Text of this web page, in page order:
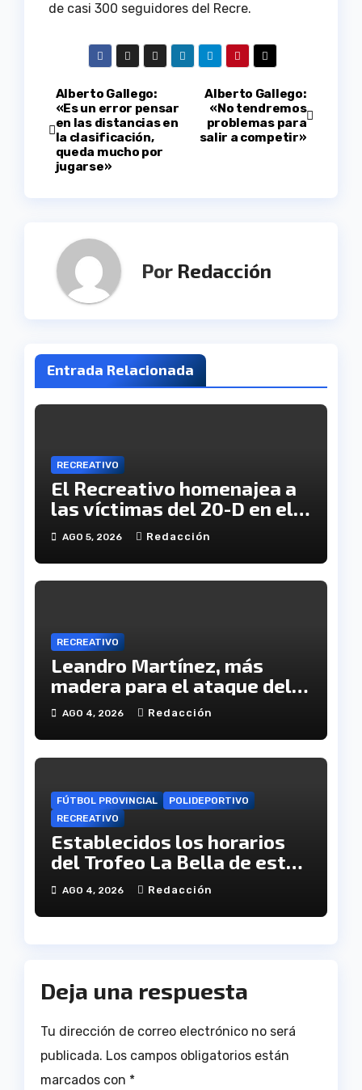
de casi 300 seguidores del Recre.
Navegación
de
entradas
Alberto Gallego:
«No tendremos
problemas para
salir a competir»
Alberto Gallego:
«Es un error pensar
en las distancias en
la clasificación,
queda mucho por
jugarse»
Por Redacción
Entrada Relacionada
RECREATIVO
El Recreativo homenajea a
las víctimas del 20-D en el
XX aniversario de la
tragedia
AGO 5, 2026 Redacción
RECREATIVO
Leandro Martínez, más
madera para el ataque del
Decano
AGO 4, 2026 Redacción
FÚTBOL PROVINCIAL
POLIDEPORTIVO
RECREATIVO
Establecidos los horarios
del Trofeo La Bella de este
viernes
AGO 4, 2026 Redacción
Deja una respuesta
Tu dirección de correo electrónico no será
publicada. Los campos obligatorios están
marcados con *